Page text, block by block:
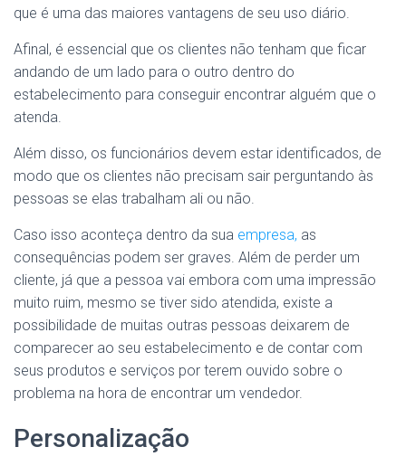
que é uma das maiores vantagens de seu uso diário.
Afinal, é essencial que os clientes não tenham que ficar
andando de um lado para o outro dentro do
estabelecimento para conseguir encontrar alguém que o
atenda.
Além disso, os funcionários devem estar identificados, de
modo que os clientes não precisam sair perguntando às
pessoas se elas trabalham ali ou não.
Caso isso aconteça dentro da sua empresa, as
consequências podem ser graves. Além de perder um
cliente, já que a pessoa vai embora com uma impressão
muito ruim, mesmo se tiver sido atendida, existe a
possibilidade de muitas outras pessoas deixarem de
comparecer ao seu estabelecimento e de contar com
seus produtos e serviços por terem ouvido sobre o
problema na hora de encontrar um vendedor.
Personalização